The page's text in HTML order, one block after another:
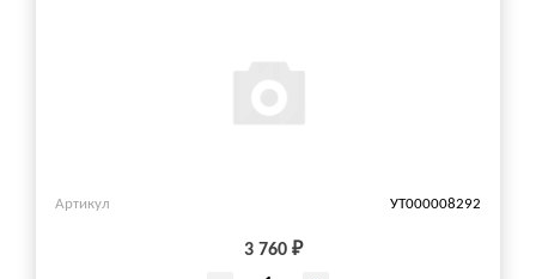
Артикул УТ000008292
3 760 ₽